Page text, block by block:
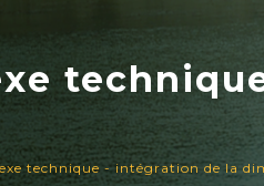
technique - intégration de la